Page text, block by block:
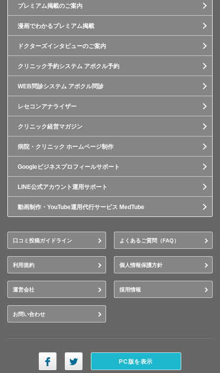
プレミアム掲載のご案内
漫画でわかるプレミアム掲載
ドクターズインタビューのご案内
クリニック予約システム アポクル予約
WEB問診システム アポクル問診
レセコンアナライザー
クリニック経営マガジン
病院・クリニック ホームページ制作
Googleビジネスプロフィールサポート
LINE公式アカウント運用サポート
動画制作・YouTube運用代行サービス MedTube
口コミ投稿ガイドライン よくあるご質問（FAQ）
利用規約 個人情報保護方針
運営会社 採用情報
お問い合わせ
PC版を表示